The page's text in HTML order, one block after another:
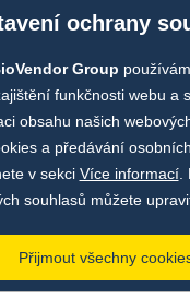
ochrany
Group
funkčnosti webu a
obsahu našich
a předávání
v sekci Více informací.
souhlasů můžete
Přijmout všechny